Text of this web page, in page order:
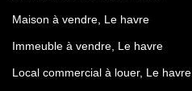
Maison à vendre, Le havre
Immeuble à vendre, Le havre
Local commercial à louer, Le havre